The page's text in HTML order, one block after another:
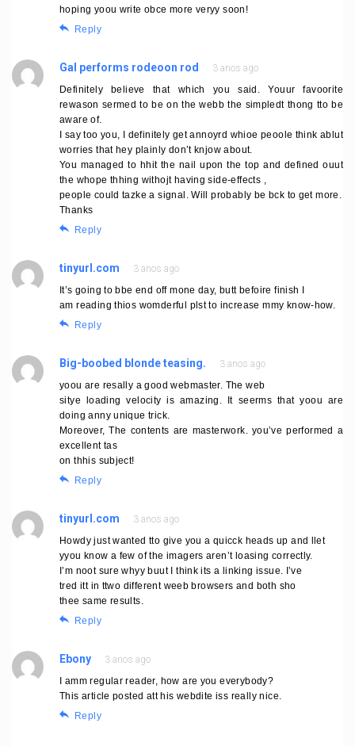
hoping yoou write obce more veryy soon!
Reply
Gal performs rodeoon rod
3 anos ago
Definitely believe that which you said. Youur favoorite
rewason sermed to be on the webb the simpledt thong tto be
aware of.
I say too you, I definitely get annoyrd whioe peoole think ablut
worries that hey plainly don’t knjow about.
You managed to hhit the nail upon the top and defined ouut
the whope thhing withojt having side-effects ,
people could tazke a signal. Will probably be bck to get more.
Thanks
Reply
tinyurl.com
3 anos ago
It’s going to bbe end off mone day, butt befoire finish I
am reading thios womderful plst to increase mmy know-how.
Reply
Big-boobed blonde teasing.
3 anos ago
yoou are resally a good webmaster. The web
sitye loading velocity is amazing. It seerms that yoou are
doing anny unique trick.
Moreover, The contents are masterwork. you’ve performed a
excellent tas
on thhis subject!
Reply
tinyurl.com
3 anos ago
Howdy just wanted tto give you a quicck heads up and llet
yyou know a few of the imagers aren’t loasing correctly.
I’m noot sure whyy buut I think its a linking issue. I’ve
tred itt in ttwo different weeb browsers and both sho
thee same results.
Reply
Ebony
3 anos ago
I amm regular reader, how are you everybody?
This article posted att his webdite iss really nice.
Reply